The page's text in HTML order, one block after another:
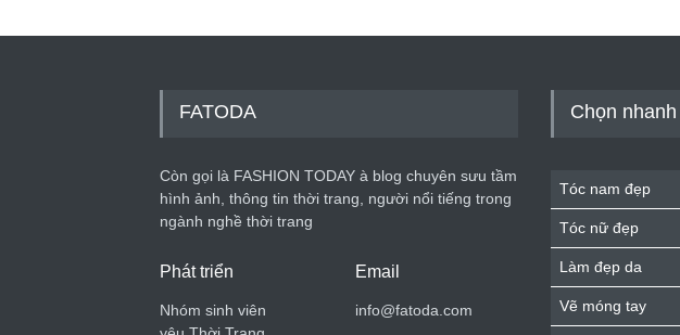
FATODA
Còn gọi là FASHION TODAY à blog chuyên sưu tầm
hình ảnh, thông tin thời trang, người nổi tiếng trong
ngành nghề thời trang
Phát triển
Nhóm sinh viên
Email
info@fatoda.com
Chọn nhanh
Tóc nam đẹp
Tóc nữ đẹp
Làm đẹp da
Vẽ móng tay